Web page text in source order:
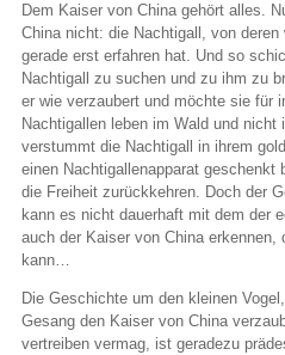
Dem Kaiser von China gehört alles.
China nicht: die Nachtigall, von
gerade erst erfahren hat. Und so
Nachtigall zu suchen und zu ihm zu
er wie verzaubert und möchte sie für
Nachtigallen leben im Wald und
verstummt die Nachtigall in ihrem
einen Nachtigallenapparat
die Freiheit zurückkehren. Doch der
kann es nicht dauerhaft mit dem der
auch der Kaiser von China
kann…
Die Geschichte um den kleinen
Gesang den Kaiser von China
vertreiben vermag, ist geradezu